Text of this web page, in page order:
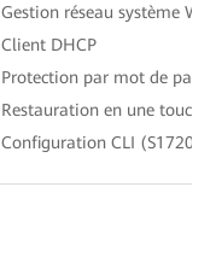
Gestion réseau système
Client DHCP
Protection par mot de
Restauration en une touche
Configuration CLI